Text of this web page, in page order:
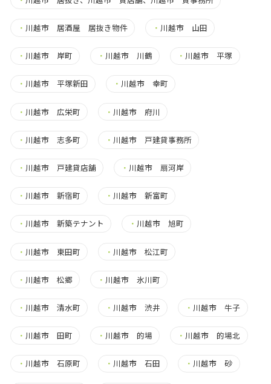
・ 川越市 居酒屋 居抜き物件 ・ 川越市 山田
・ 川越市 岸町 ・ 川越市 川鶴 ・ 川越市 平塚
・ 川越市 平塚新田 ・ 川越市 幸町
・ 川越市 広栄町 ・ 川越市 府川
・ 川越市 志多町 ・ 川越市 戸建貸事務所
・ 川越市 戸建貸店舗 ・ 川越市 扇河岸
・ 川越市 新宿町 ・ 川越市 新富町
・ 川越市 新築テナント ・ 川越市 旭町
・ 川越市 東田町 ・ 川越市 松江町
・ 川越市 松郷 ・ 川越市 氷川町
・ 川越市 清水町 ・ 川越市 渋井 ・ 川越市 牛子
・ 川越市 田町 ・ 川越市 的場 ・ 川越市 的場北
・ 川越市 石原町 ・ 川越市 石田 ・ 川越市 砂